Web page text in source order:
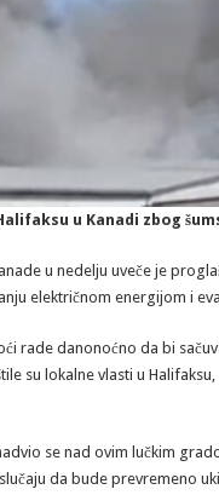
u Kanadi zbog
u nedelju uveče je
električnom energijom i
rade danonoćno da bi
su lokalne vlasti u
se nad ovim lučkim
da bude prevremeno